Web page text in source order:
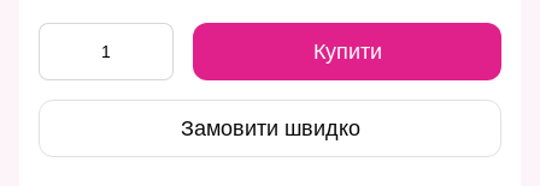
Купити
Замовити швидко